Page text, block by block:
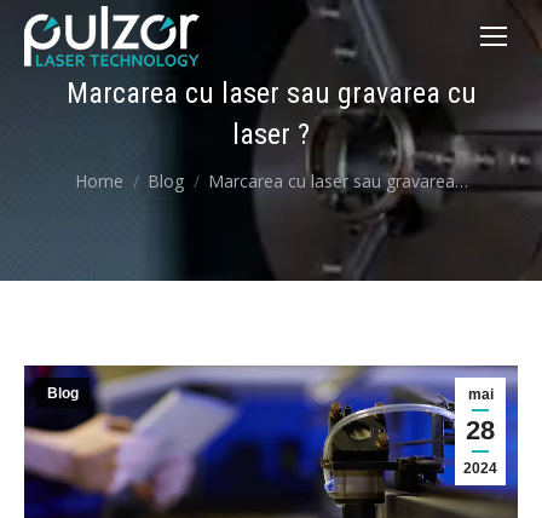
Marcarea cu laser sau gravarea cu
laser ?
You are here:
Home Blog Marcarea cu laser sau gravarea…
mai
28
2024
Blog